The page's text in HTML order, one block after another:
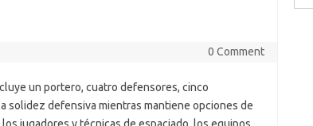
0 Comment
un portero, cuatro defensores, cinco
solidez defensiva mientras mantiene opciones de
for: